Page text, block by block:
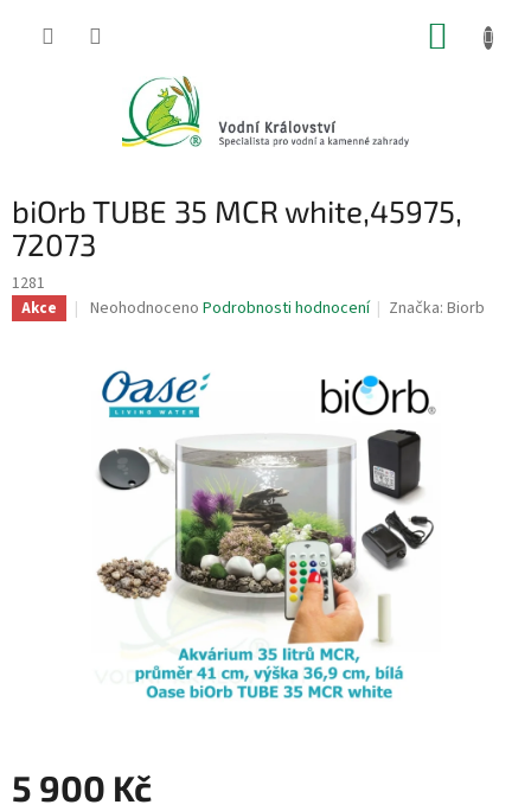
biOrb TUBE 35 MCR white,45975,
72073
1281
Akce
Průměrné
0,0
hvězdiček.
Neohodnoceno Podrobnosti hodnocení Značka:Biorb
5 900 Kč